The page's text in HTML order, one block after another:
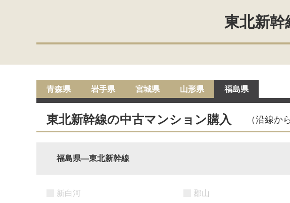
東北新
青森県 岩手県 宮城県 山形県 福島県
東北新幹線の中古マンション購入 （沿線か
福島県―東北新幹線
新白河 郡山